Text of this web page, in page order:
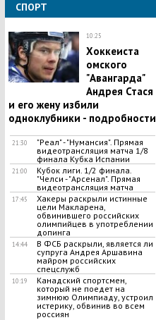
СПОРТ
10:25
Хоккеиста
омского
"Авангарда"
Андрея Стася
и его жену избили
одноклубники - подробности
21:30
"Реал" - "Нумансия". Прямая
видеотрансляция матча 1/8
финала Кубка Испании
21:00
Кубок лиги. 1/2 финала.
"Челси - "Арсенал". Прямая
видеотрансляция матча
17:45
Хакеры раскрыли истинные
цели Макларена,
обвинившего российских
олимпийцев в употреблении
допинга
14:44
В ФСБ раскрыли, является ли
супруга Андрея Аршавина
майром российских
спецслужб
10:19
​Канадский спортсмен,
который не поедет на
зимнюю Олимпиаду, устроил
истерику, обвинив во всем
россиян